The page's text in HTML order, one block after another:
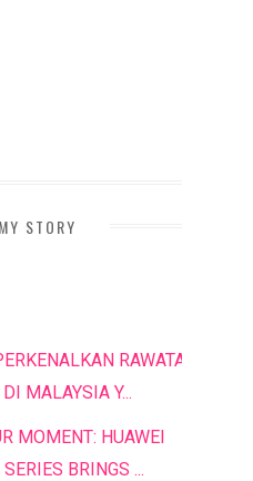
MY STORY
RAWATAN
MALAYSIA Y...
MOMENT: HUAWEI
BRINGS ...